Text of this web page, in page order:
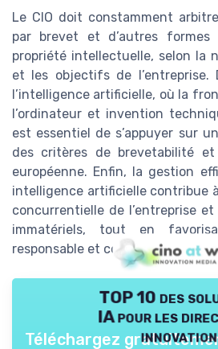
Le CIO doit constamment
par brevet et d’autres
propriété intellectuelle, selon la
et les objectifs de l’entreprise.
l’intelligence artificielle, où la
l’ordinateur et invention
est essentiel de s’appuyer sur
des critères de brevetabilité
européenne. Enfin, la gestion
intelligence artificielle contribue
concurrentielle de l’entreprise
immatériels, tout en
responsable et conforme au
TOP 10 des
IA pour les
innovation
Téléchargez